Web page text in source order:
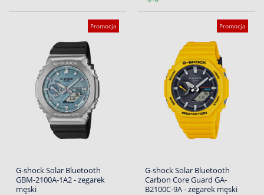
Promocja
G-shock Solar Bluetooth
GBM-2100A-1A2 - zegarek
męski
Promocja
G-shock Solar Bluetooth
Carbon Core Guard GA-
B2100C-9A - zegarek męski